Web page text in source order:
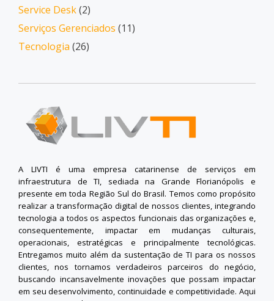
Service Desk(2)
Serviços Gerenciados (11)
Tecnologia (26)
A LIVTI é uma empresa catarinense de serviços em
infraestrutura de TI, sediada na Grande Florianópolis e
presente em toda Região Sul do Brasil. Temos como propósito
realizar a transformação digital de nossos clientes, integrando
tecnologia a todos os aspectos funcionais das organizações e,
consequentemente, impactar em mudanças culturais,
operacionais, estratégicas e principalmente tecnológicas.
Entregamos muito além da sustentação de TI para os nossos
clientes, nos tornamos verdadeiros parceiros do negócio,
buscando incansavelmente inovações que possam impactar
em seu desenvolvimento, continuidade e competitividade. Aqui